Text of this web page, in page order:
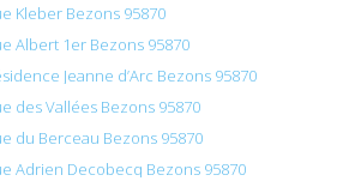
Kleber Bezons 95870
Albert 1er Bezons 95870
Jeanne d’Arc Bezons 95870
des Vallées Bezons 95870
du Berceau Bezons 95870
Adrien Decobecq Bezons 95870